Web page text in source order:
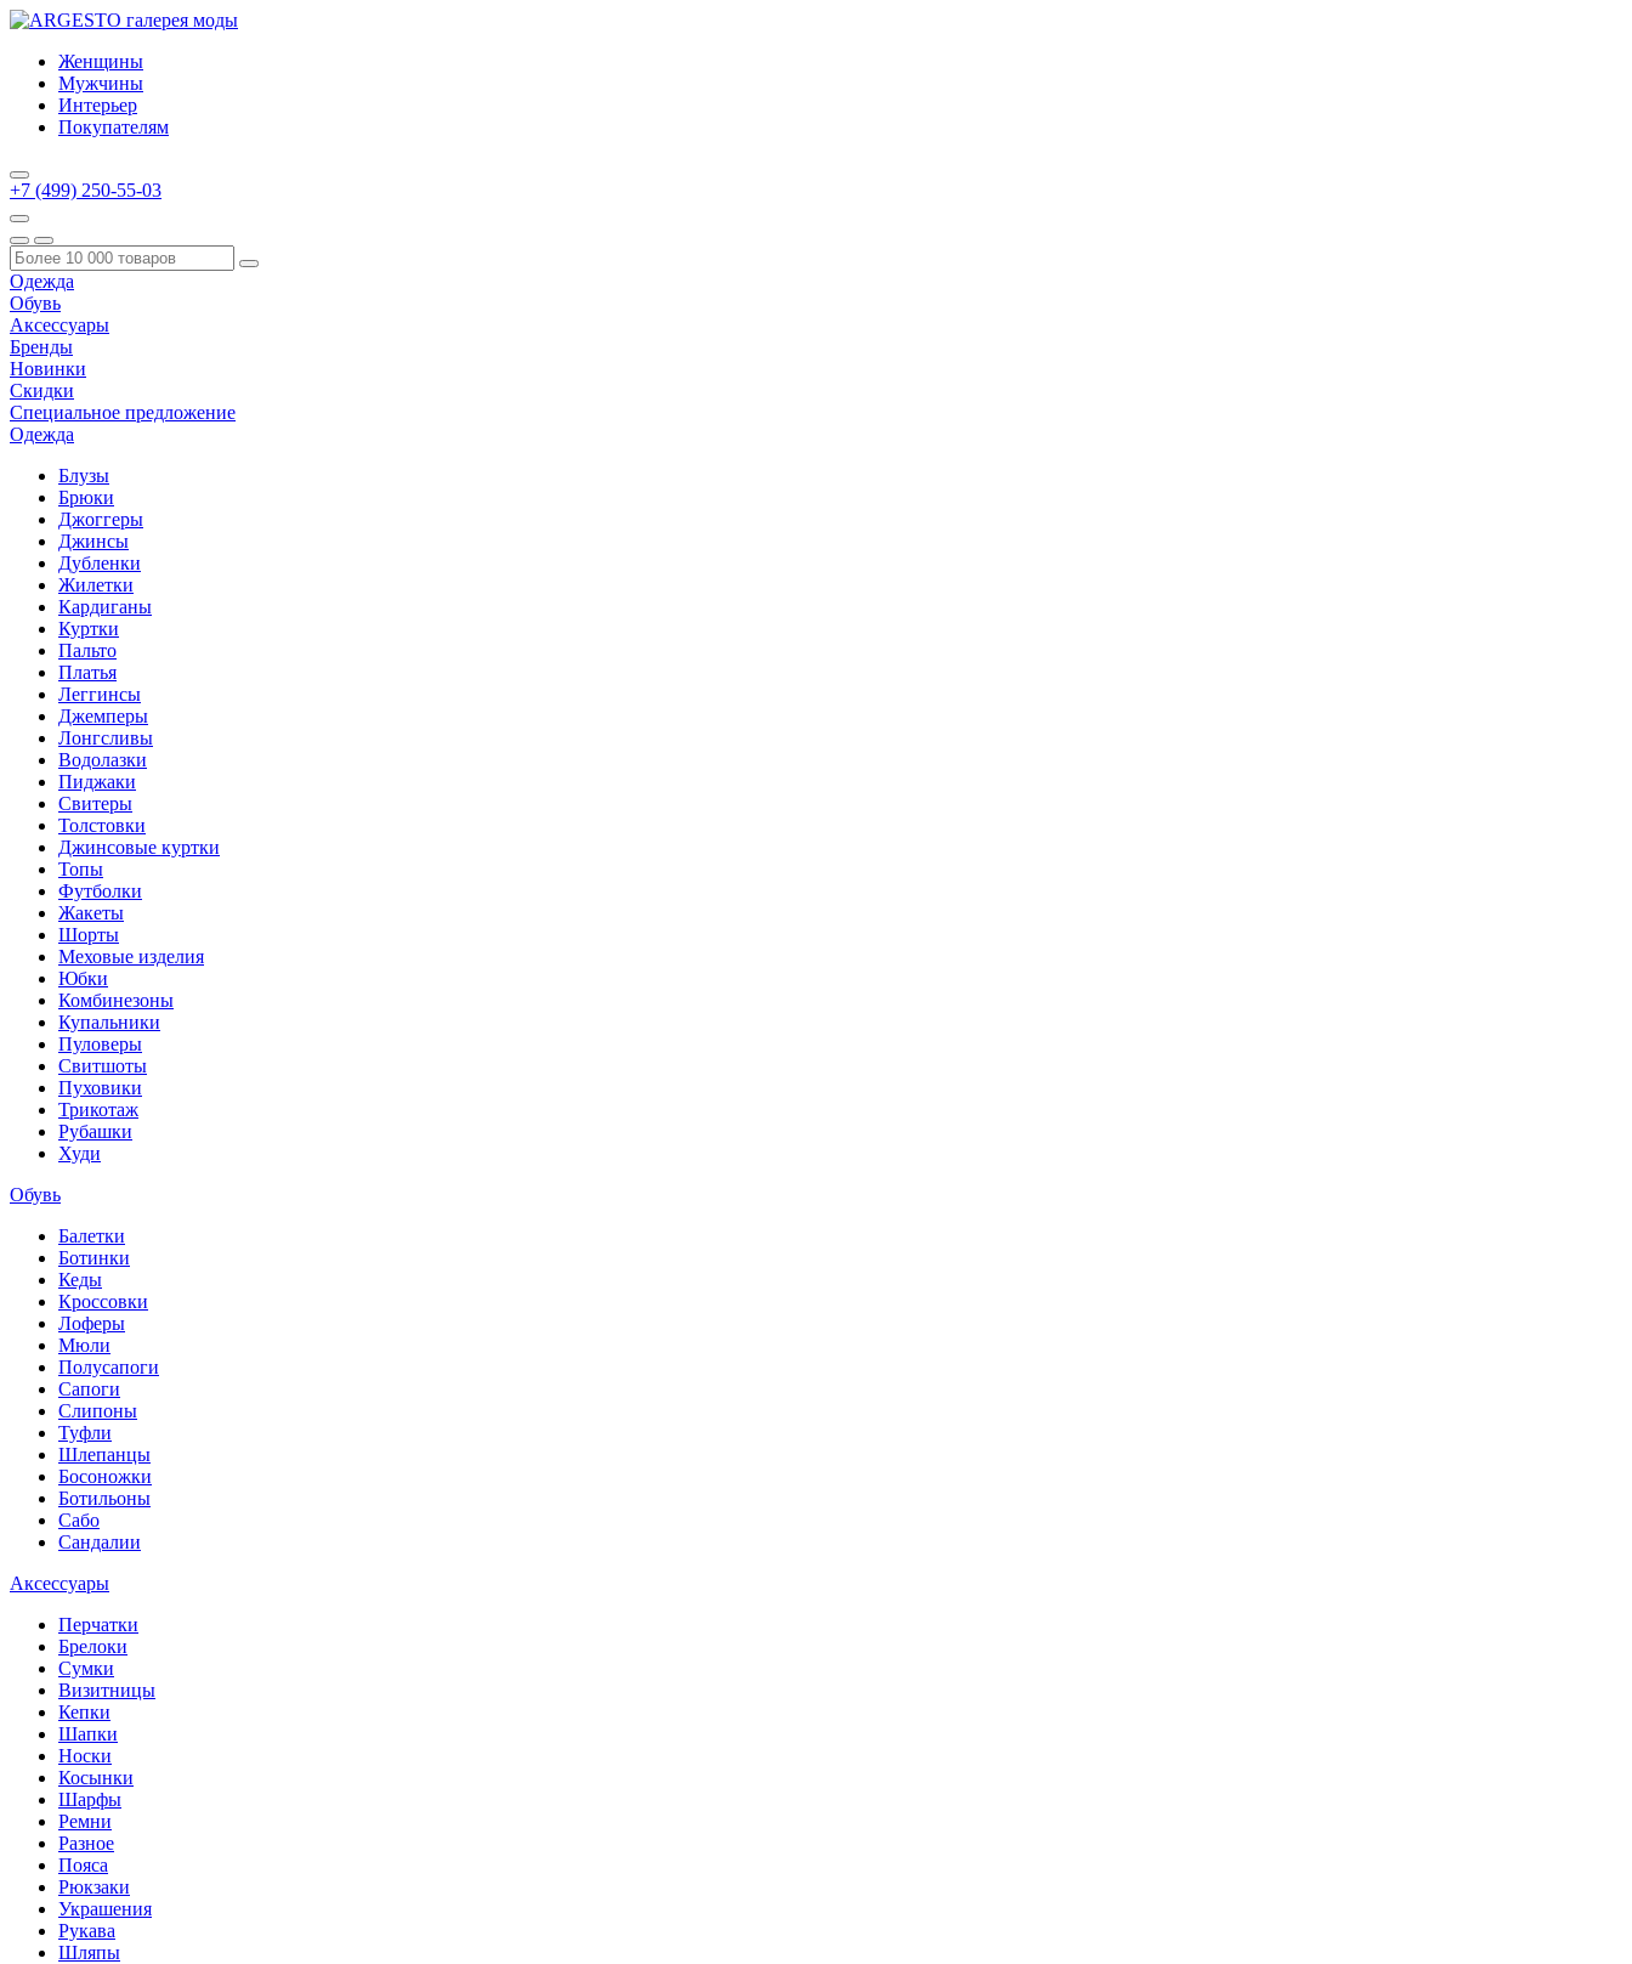
Женщины
Мужчины
Интерьер
Покупателям
+7 (499) 250-55-03
Одежда
Обувь
Аксессуары
Бренды
Новинки
Скидки
Специальное предложение
Одежда
Блузы
Брюки
Джоггеры
Джинсы
Дубленки
Жилетки
Кардиганы
Куртки
Пальто
Платья
Леггинсы
Джемперы
Лонгсливы
Водолазки
Пиджаки
Свитеры
Толстовки
Джинсовые куртки
Топы
Футболки
Жакеты
Шорты
Меховые изделия
Юбки
Комбинезоны
Купальники
Пуловеры
Свитшоты
Пуховики
Трикотаж
Рубашки
Худи
Обувь
Балетки
Ботинки
Кеды
Кроссовки
Лоферы
Мюли
Полусапоги
Сапоги
Слипоны
Туфли
Шлепанцы
Босоножки
Ботильоны
Сабо
Сандалии
Аксессуары
Перчатки
Брелоки
Сумки
Визитницы
Кепки
Шапки
Носки
Косынки
Шарфы
Ремни
Разное
Пояса
Рюкзаки
Украшения
Рукава
Шляпы